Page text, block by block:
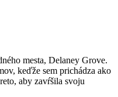
mesta, Delaney Grove.
keďže sem prichádza ako
aby zavŕšila svoju